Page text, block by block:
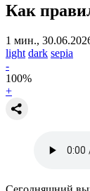
Как
1 мин.,
light dark sepia
-
100%
+